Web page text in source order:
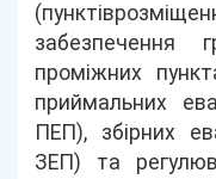
забезпечення
проміжних
приймальних
ПЕП), збірних
ЗЕП) та